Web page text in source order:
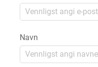
Navn